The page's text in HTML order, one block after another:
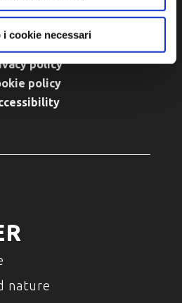
i cookie necessari
policy
policy
nature